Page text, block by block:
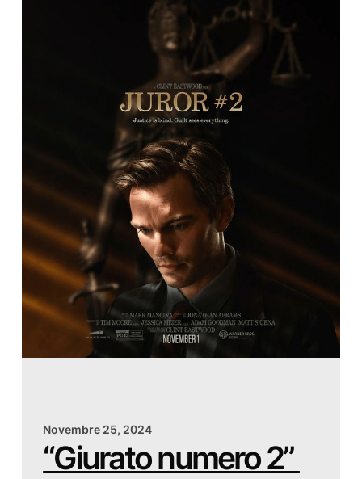
Novembre 25, 2024
“Giurato numero 2”